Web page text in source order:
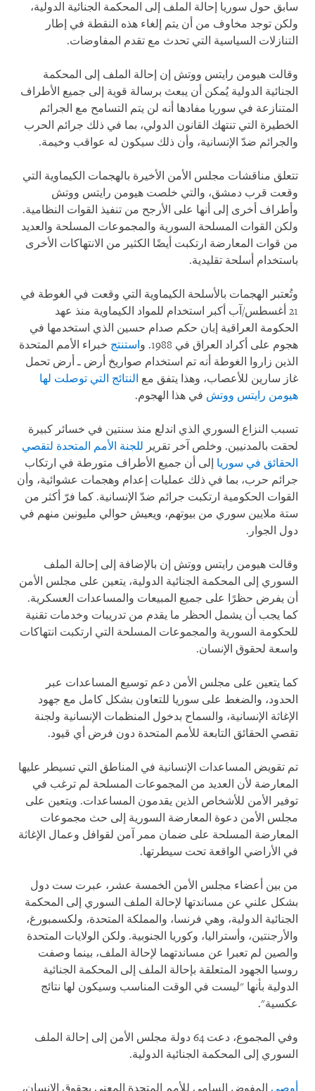
سابق حول سوريا إحالة الملف إلى المحكمة الجنائية الدولية،
ولكن توجد مخاوف من أن يتم إلغاء هذه النقطة في إطار
التنازلات السياسية التي تحدث مع تقدم المفاوضات.
وقالت هيومن رايتس ووتش إن إحالة الملف إلى المحكمة
الجنائية الدولية يُمكن أن يبعث برسالة قوية إلى جميع الأطراف
المتنازعة في سوريا مفادها أنه لن يتم التسامح مع الجرائم
الخطيرة التي تنتهك القانون الدولي، بما في ذلك جرائم الحرب
والجرائم ضدّ الإنسانية، وأن ذلك سيكون له عواقب وخيمة.
تتعلق مناقشات مجلس الأمن الأخيرة بالهجمات الكيماوية التي
وقعت قرب دمشق، والتي خلصت هيومن رايتس ووتش
وأطراف أخرى إلى أنها على الأرجح من تنفيذ القوات النظامية.
ولكن القوات المسلحة السورية والمجموعات المسلحة والعديد
من قوات المعارضة ارتكبت أيضًا الكثير من الانتهاكات الأخرى
باستخدام أسلحة تقليدية.
وتُعتبر الهجمات بالأسلحة الكيماوية التي وقعت في الغوطة في
21 أغسطس/آب أكبر استخدام للمواد الكيماوية منذ عهد
الحكومة العراقية إبان حكم صدام حسين الذي استخدمها في
هجوم على أكراد العراق في 1988. و
استنتج خبراء الأمم المتحدة
الذين زاروا الغوطة أنه تم استخدام صواريخ أرض ـ أرض تحمل
غاز سارين للأعصاب، وهذا يتفق مع النتائج التي توصلت لها
هيومن رايتس ووتش في هذا الهجوم.
تسبب النزاع السوري الذي اندلع منذ سنتين في خسائر كبيرة
لحقت بالمدنيين. وخلص آخر تقرير للجنة الأمم المتحدة لتقصي
الحقائق في سوريا إلى أن جميع الأطراف متورطة في ارتكاب
جرائم حرب، بما في ذلك عمليات إعدام وهجمات عشوائية، وأن
القوات الحكومية ارتكبت جرائم ضدّ الإنسانية. كما فرّ أكثر من
ستة ملايين سوري من بيوتهم، ويعيش حوالي مليونين منهم في
دول الجوار.
وقالت هيومن رايتس ووتش إن بالإضافة إلى إحالة الملف
السوري إلى المحكمة الجنائية الدولية، يتعين على مجلس الأمن
أن يفرض حظرًا على جميع المبيعات والمساعدات العسكرية.
كما يجب أن يشمل الحظر ما يقدم من تدريبات وخدمات تقنية
للحكومة السورية والمجموعات المسلحة التي ارتكبت انتهاكات
واسعة لحقوق الإنسان.
كما يتعين على مجلس الأمن دعم توسيع المساعدات عبر
الحدود، والضغط على سوريا للتعاون بشكل كامل مع جهود
الإغاثة الإنسانية، والسماح بدخول المنظمات الإنسانية ولجنة
تقصي الحقائق التابعة للأمم المتحدة دون فرض أي قيود.
تم تقويض المساعدات الإنسانية في المناطق التي تسيطر عليها
المعارضة لأن العديد من المجموعات المسلحة لم ترغب في
توفير الأمن للأشخاص الذين يقدمون المساعدات. ويتعين على
مجلس الأمن دعوة المعارضة السورية إلى حث مجموعات
المعارضة المسلحة على ضمان ممر آمن لقوافل وعمال الإغاثة
في الأراضي الواقعة تحت سيطرتها.
من بين أعضاء مجلس الأمن الخمسة عشر، عبرت ست دول
بشكل علني عن مساندتها لإحالة الملف السوري إلى المحكمة
الجنائية الدولية، وهي فرنسا، والمملكة المتحدة، ولكسمبورغ،
والأرجنتين، وأستراليا، وكوريا الجنوبية. ولكن الولايات المتحدة
والصين لم تعبرا عن مساندتهما لإحالة الملف، بينما وصفت
روسيا الجهود المتعلقة بإحالة الملف إلى المحكمة الجنائية
الدولية بأنها "ليست في الوقت المناسب وسيكون لها نتائج
عكسية".
وفي المجموع، دعت 64 دولة مجلس الأمن إلى إحالة الملف
السوري إلى المحكمة الجنائية الدولية.